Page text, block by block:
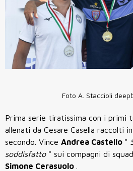
Foto A. Staccioli
Prima serie tiratissima con i primi
allenati da Cesare Casella raccolti
secondo. Vince Andrea Castello "
soddisfatto " sui compagni di
Simone Cerasuolo